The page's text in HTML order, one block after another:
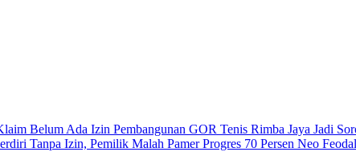
Pembangunan GOR Tenis Rimba Jaya Jadi
Neo